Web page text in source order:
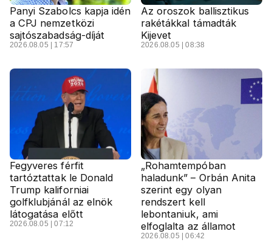
Panyi Szabolcs kapja idén
a CPJ nemzetközi
sajtószabadság-díját
2026.08.05 | 17:57
Az oroszok ballisztikus
rakétákkal támadták
Kijevet
2026.08.05 | 08:38
Fegyveres férfit
tartóztattak le Donald
Trump kaliforniai
golfklubjánál az elnök
látogatása előtt
2026.08.05 | 07:12
„Rohamtempóban
haladunk” – Orbán Anita
szerint egy olyan
rendszert kell
lebontaniuk, ami
elfoglalta az államot
2026.08.05 | 06:42